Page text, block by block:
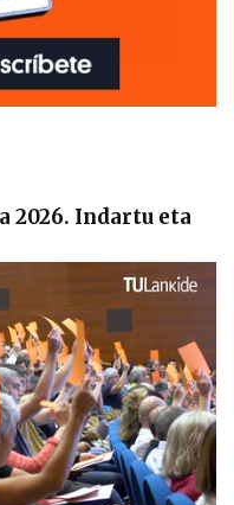
2026. Indartu eta